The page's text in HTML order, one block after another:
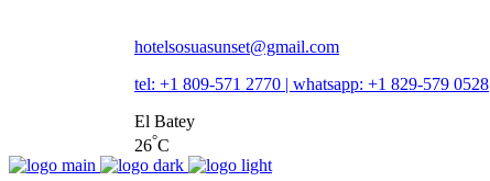
hotelsosuasunset@gmail.com
tel: +1 809-571 2770 | whatsapp: +1 829-579 0528
El Batey
26°C